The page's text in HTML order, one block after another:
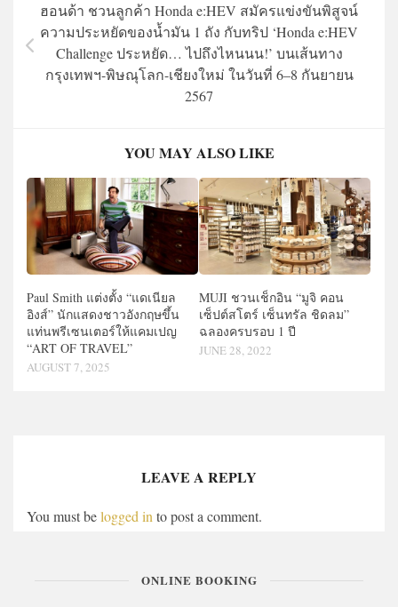
ฮอนด้า ชวนลูกค้า Honda e:HEV สมัครแข่งขันพิสูจน์
ความประหยัดของน้ำมัน 1 ถัง กับทริป ‘Honda e:HEV
Challenge ประหยัด… ไปถึงไหนนน!’ บนเส้นทาง
กรุงเทพฯ-พิษณุโลก-เชียงใหม่ ในวันที่ 6–8 กันยายน
2567
YOU MAY ALSO LIKE
Paul Smith แต่งตั้ง “แดเนียล
อิงส์” นักแสดงชาวอังกฤษขึ้น
แท่นพรีเซนเตอร์ให้แคมเปญ
“ART OF TRAVEL”
AUGUST 7, 2025
MUJI ชวนเช็กอิน “มูจิ คอน
เซ็ปต์สโตร์ เซ็นทรัล ชิดลม”
ฉลองครบรอบ 1 ปี
JUNE 28, 2022
LEAVE A REPLY
You must belogged in to post a comment.
ONLINE BOOKING